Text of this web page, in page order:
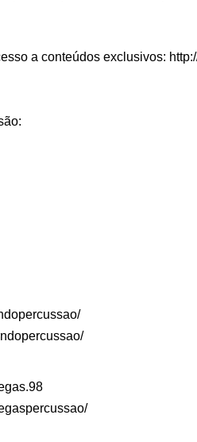
a conteúdos exclusivos: